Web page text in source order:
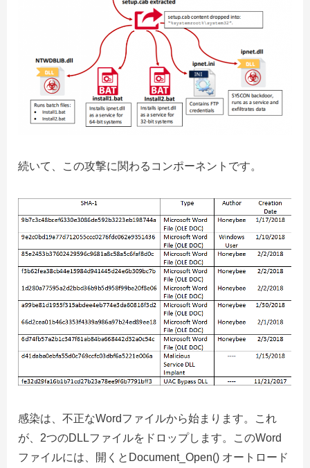
続いて、この攻撃に関わるコンポーネントです。
感染は、不正なWordファイルから始まります。これ
が、2つのDLLファイルをドロップします。このWord
ファイルには、開くとDocument_Open() オートロード